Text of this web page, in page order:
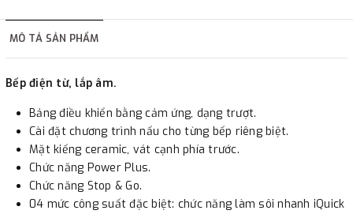
2. Thanh toán trực tiếp tại :
phường Cát Linh, quận Đống Đa, Hà Nội.
3. Chuyển khoản qua ngân hàng
- Nếu địa điểm giao hàng khác với địa điểm thanh toán
MÔ TẢ SẢN PHẨM
Bếp điện từ, lắp âm.
Bảng điều khiển bằng cảm ứng, dạng trượt.
Cài đặt chương trình nấu cho từng bếp riêng biệt.
Mặt kiếng ceramic, vát cạnh phía trước.
Chức năng Power Plus.
Chức năng Stop & Go.
04 mức công suất đặc biệt: chức năng làm sôi nhanh iQuick